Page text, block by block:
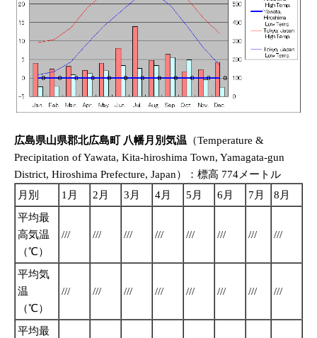
広島県山県郡北広島町 八幡月別気温 （Temperature &
Precipitation of Yawata, Kita-hiroshima Town, Yamagata-gun
District, Hiroshima Prefecture, Japan）：標高 774メートル
月別
1月 2月 3月 4月 5月 6月 7月 8月
平均最
高気温
（℃）
/// /// /// /// /// /// /// ///
平均気
温
（℃）
/// /// /// /// /// /// /// ///
平均最